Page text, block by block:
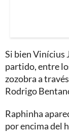
Si bien Vinícius
partido, entre
zozobra a
Rodrigo
Raphinha
por encima del